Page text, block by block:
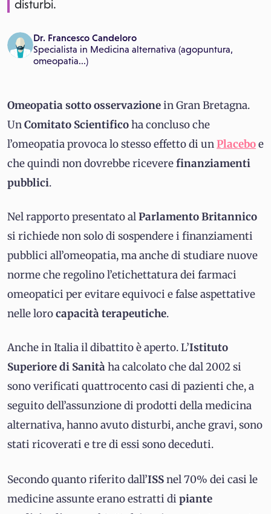
disturbi.
Dr. Francesco Candeloro
Specialista in Medicina alternativa (agopuntura,
omeopatia...)
Omeopatia sotto osservazionein Gran Bretagna.
UnComitato Scientificoha concluso che
l’omeopatia provoca lo stesso effetto di unPlaceboe
che quindi non dovrebbe riceverefinanziamenti
pubblici.
Nel rapporto presentato alParlamento Britannico
si richiede non solo di sospendere i finanziamenti
pubblici all’omeopatia, ma anche di studiare nuove
norme che regolino l’etichettatura dei farmaci
omeopatici per evitare equivoci e false aspettative
nelle lorocapacità terapeutiche.
Anche in Italia il dibattito è aperto. L’Istituto
Superiore di Sanitàha calcolato che dal 2002 si
sono verificati quattrocento casi di pazienti che, a
seguito dell’assunzione di prodotti della medicina
alternativa, hanno avuto disturbi, anche gravi, sono
stati ricoverati e tre di essi sono deceduti.
Secondo quanto riferito dall’ISSnel 70% dei casi le
medicine assunte erano estratti di piante